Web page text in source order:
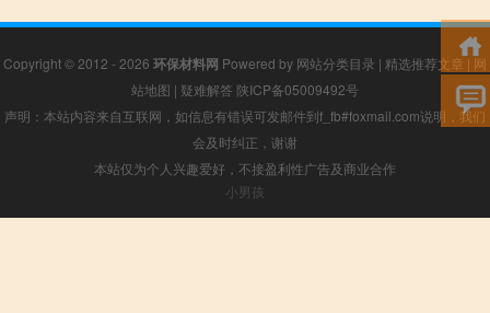
Copyright © 2012 - 2026 环保材料网 Powered by 网站分类目录 | 精选推荐文章| 网
站地图 | 疑难解答 陕ICP备05009492号
声明：本站内容来自互联网，如信息有错误可发邮件到f_fb#foxmail.com说明，我们
会及时纠正，谢谢
本站仅为个人兴趣爱好，不接盈利性广告及商业合作
小男孩